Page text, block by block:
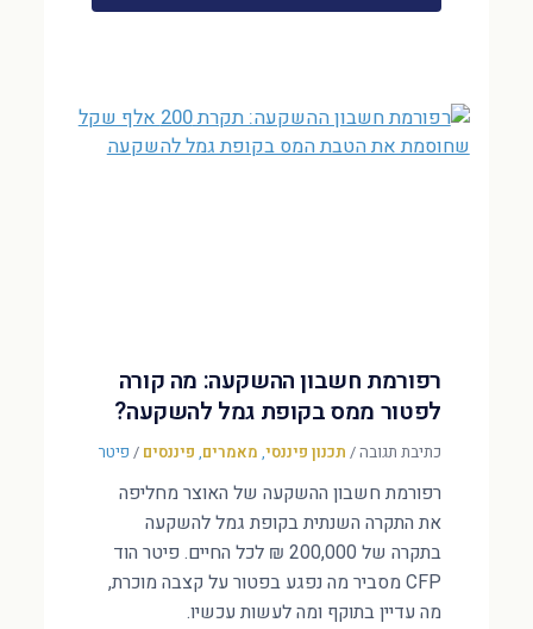
רפורמת חשבון ההשקעה: מה קורה
לפטור ממס בקופת גמל להשקעה?
כתיבת תגובה/ תכנון פיננסי, מאמרים, פיננסים / פיטר
רפורמת חשבון ההשקעה של האוצר מחליפה
את התקרה השנתית בקופת גמל להשקעה
בתקרה של 200,000 ₪ לכל החיים. פיטר הוד
CFP מסביר מה נפגע בפטור על קצבה מוכרת,
מה עדיין בתוקף ומה לעשות עכשיו.